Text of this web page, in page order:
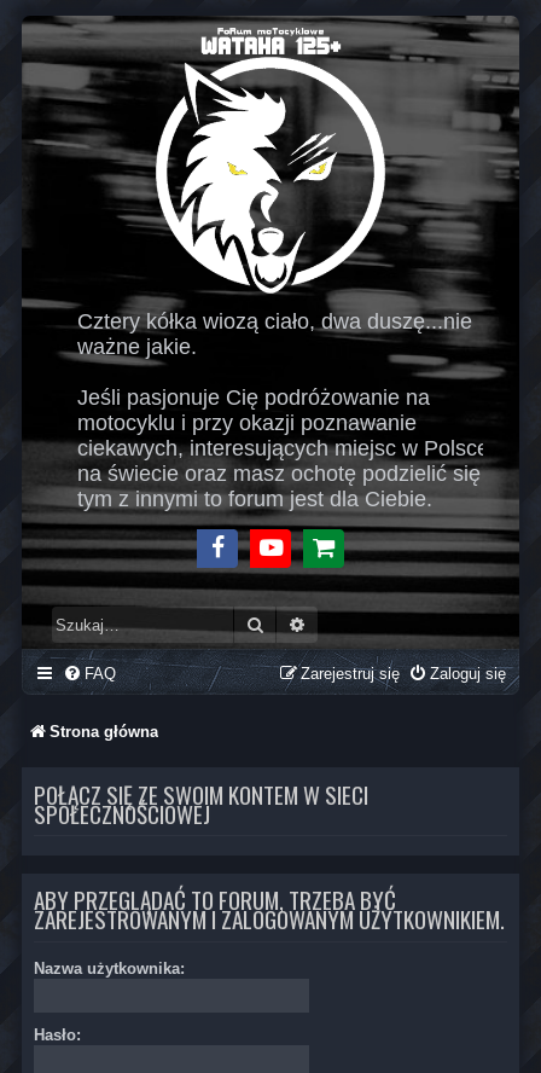
Cztery kółka wiozą ciało, dwa duszę...nie
ważne jakie.
Jeśli pasjonuje Cię podróżowanie na
motocyklu i przy okazji poznawanie
ciekawych, interesujących miejsc w Polsce i
na świecie oraz masz ochotę podzielić się
tym z innymi to forum jest dla Ciebie.
FacebookYoutubeSklep
Szukaj
FAQ Zaloguj się
Zarejestruj się
Strona główna
POŁĄCZ SIĘ ZE SWOIM KONTEM W SIECI
SPOŁECZNOŚCIOWEJ
ABY PRZEGLĄDAĆ TO FORUM, TRZEBA BYĆ
ZAREJESTROWANYM I ZALOGOWANYM UŻYTKOWNIKIEM.
Nazwa użytkownika:
Hasło: